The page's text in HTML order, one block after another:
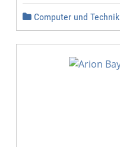
Computer und Technik